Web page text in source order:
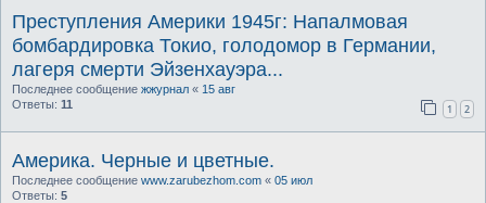
Преступления Америки 1945г: Напалмовая
бомбардировка Токио, голодомор в Германии,
лагеря смерти Эйзенхауэра...
Последнее сообщение жжурнал « 15 авг
Ответы: 11 1 2
Америка. Черные и цветные.
Последнее сообщение www.zarubezhom.com « 05 июл
Ответы: 5